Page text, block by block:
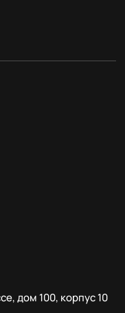
дом 100, корпус 10